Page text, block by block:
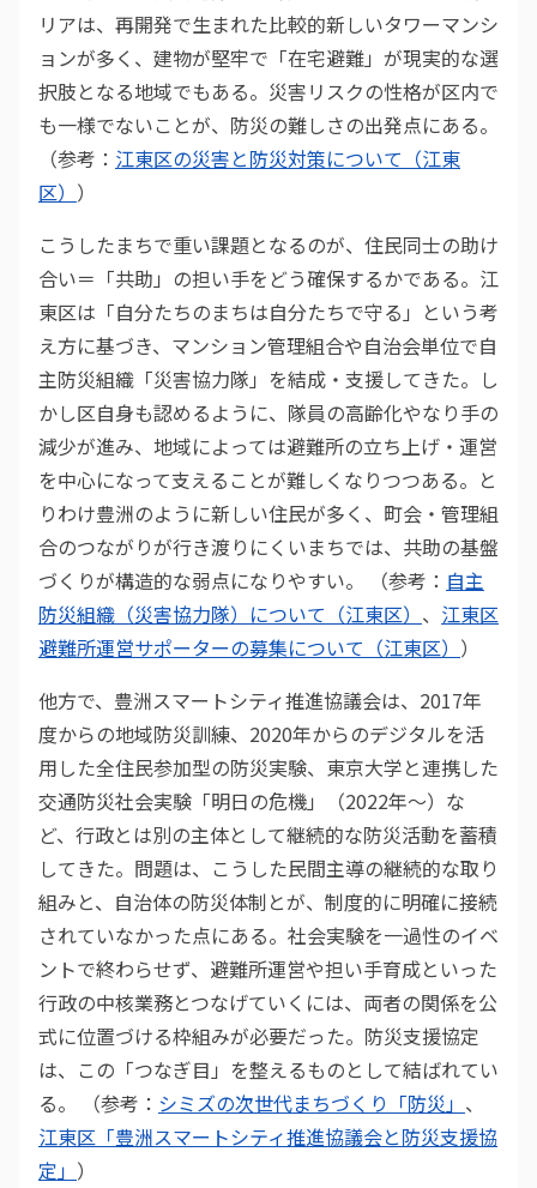
リアは、再開発で生まれた比較的新しいタワーマンシ
ョンが多く、建物が堅牢で「在宅避難」が現実的な選
択肢となる地域でもある。災害リスクの性格が区内で
も一様でないことが、防災の難しさの出発点にある。
（参考： 江東区の災害と防災対策について（江東
区） ）
こうしたまちで重い課題となるのが、住民同士の助け
合い＝「共助」の担い手をどう確保するかである。江
東区は「自分たちのまちは自分たちで守る」という考
え方に基づき、マンション管理組合や自治会単位で自
主防災組織「災害協力隊」を結成・支援してきた。し
かし区自身も認めるように、隊員の高齢化やなり手の
減少が進み、地域によっては避難所の立ち上げ・運営
を中心になって支えることが難しくなりつつある。と
りわけ豊洲のように新しい住民が多く、町会・管理組
合のつながりが行き渡りにくいまちでは、共助の基盤
づくりが構造的な弱点になりやすい。 （参考： 自主
防災組織（災害協力隊）について（江東区） 、 江東区
避難所運営サポーターの募集について（江東区） ）
他方で、豊洲スマートシティ推進協議会は、2017年
度からの地域防災訓練、2020年からのデジタルを活
用した全住民参加型の防災実験、東京大学と連携した
交通防災社会実験「明日の危機」（2022年〜）な
ど、行政とは別の主体として継続的な防災活動を蓄積
してきた。問題は、こうした民間主導の継続的な取り
組みと、自治体の防災体制とが、制度的に明確に接続
されていなかった点にある。社会実験を一過性のイベ
ントで終わらせず、避難所運営や担い手育成といった
行政の中核業務とつなげていくには、両者の関係を公
式に位置づける枠組みが必要だった。防災支援協定
は、この「つなぎ目」を整えるものとして結ばれてい
る。 （参考： シミズの次世代まちづくり「防災」 、
江東区「豊洲スマートシティ推進協議会と防災支援協
定」 ）